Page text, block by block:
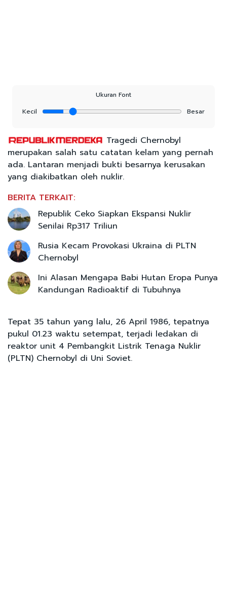
Ukuran Font
Kecil
Besar
Tragedi Chernobyl
merupakan salah satu catatan kelam yang pernah
ada. Lantaran menjadi bukti besarnya kerusakan
yang diakibatkan oleh nuklir.
BERITA TERKAIT:
Republik Ceko Siapkan Ekspansi Nuklir
Senilai Rp317 Triliun
Rusia Kecam Provokasi Ukraina di PLTN
Chernobyl
Ini Alasan Mengapa Babi Hutan Eropa Punya
Kandungan Radioaktif di Tubuhnya
Tepat 35 tahun yang lalu, 26 April 1986, tepatnya
pukul 01.23 waktu setempat, terjadi ledakan di
reaktor unit 4 Pembangkit Listrik Tenaga Nuklir
(PLTN) Chernobyl di Uni Soviet.